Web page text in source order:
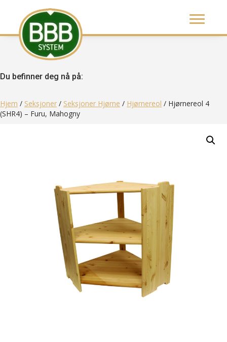
Du befinner deg nå på:
Hjem / Seksjoner / Seksjoner Hjørne / Hjørnereol / Hjørnereol 4
(SHR4) – Furu, Mahogny